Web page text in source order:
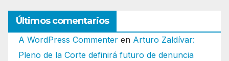
Últimos comentarios
A WordPress Commenter en Arturo Zaldívar:
Pleno de la Corte definirá futuro de denuncia